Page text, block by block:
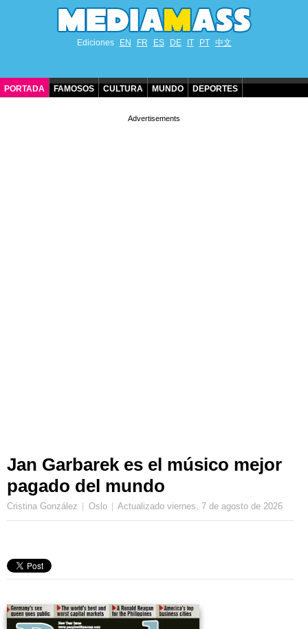
Ediciones EN FR ES DE IT PT 中文
PORTADA FAMOSOS CULTURA MUNDO DEPORTES
Jan Garbarek es el músico mejor
pagado del mundo
Cristina González Oslo Actualizadoviernes, 7 de agosto de 2026